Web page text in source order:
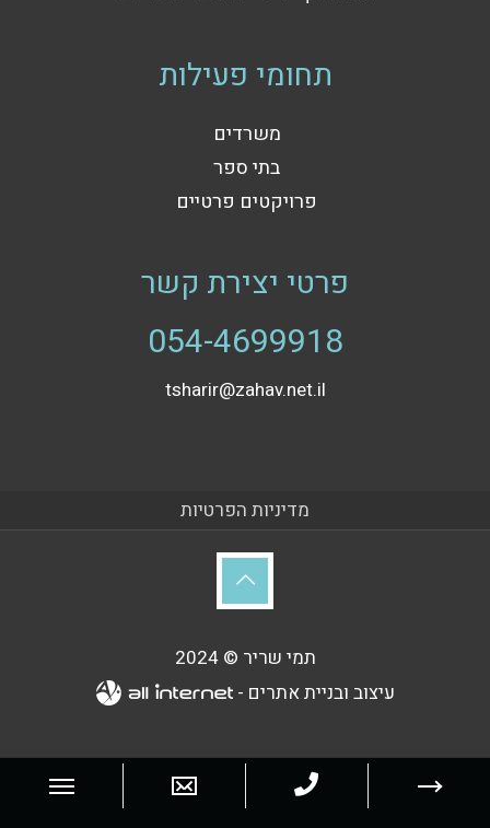
תחומי פעילות
משרדים
בתי ספר
פרויקטים פרטיים
פרטי יצירת קשר
054-4699918
tsharir@zahav.net.il
מדיניות הפרטיות
תמי שריר © 2024
עיצוב ובניית אתרים -